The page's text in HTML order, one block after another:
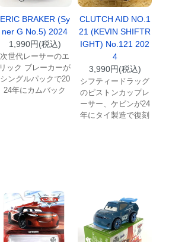
ERIC BRAKER (Sy
ner G No.5) 2024
1,990円(税込)
次世代レーサーのエ
リック ブレーカーが
シングルパックで20
24年にカムバック
CLUTCH AID NO.1
21 (KEVIN SHIFTR
IGHT) No.121 202
4
3,990円(税込)
シフティードラッグ
のピストンカップレ
ーサー、ケビンが24
年にタイ製造で復刻